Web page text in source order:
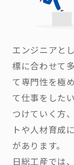
エンジニアと
標に合わせて
て専門性を極
て仕事をした
つけていく方
トや人材育成
があります。
日総工産では